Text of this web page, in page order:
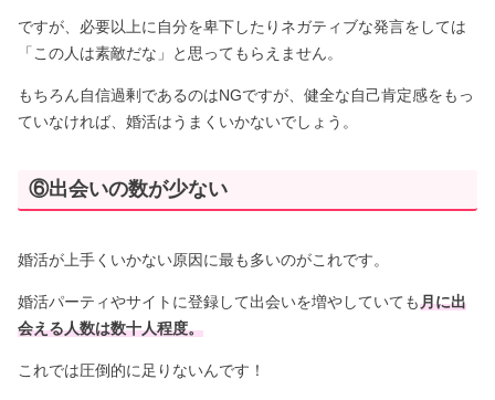
ですが、必要以上に自分を卑下したりネガティブな発言をしては
「この人は素敵だな」と思ってもらえません。
もちろん自信過剰であるのはNGですが、健全な自己肯定感をもっ
ていなければ、婚活はうまくいかないでしょう。
⑥出会いの数が少ない
婚活が上手くいかない原因に最も多いのがこれです。
婚活パーティやサイトに登録して出会いを増やしていても月に出
会える人数は数十人程度。
これでは圧倒的に足りないんです！